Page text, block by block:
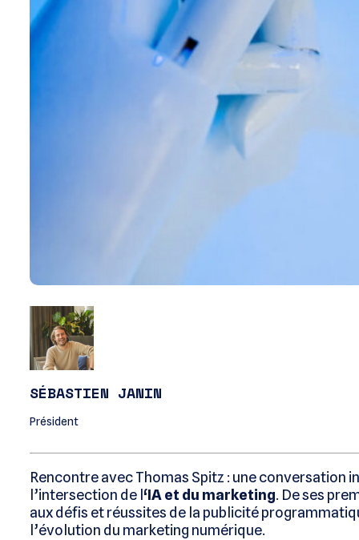
SÉBASTIEN JANIN
Président
Rencontre avec Thomas Spitz : une conversation
l’intersection de l‘IA et du marketing. De ses
aux défis et réussites de la publicité
l’évolution du marketing numérique.